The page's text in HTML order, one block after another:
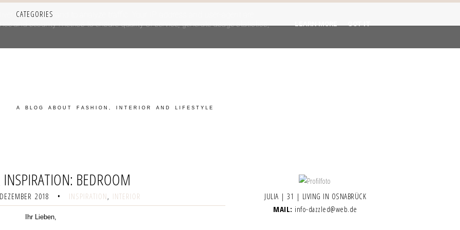
CATEGORIES
A BLOG ABOUT FASHION, INTERIOR AND LIFESTYLE
BEDROOM
2018 • INSPIRATION, INTERIOR
Ihr Lieben,
JULIA | 31 | LIVING IN OSNABRÜCK
MAIL: info-dazzled@web.de
its services and to analyze traffic. Your IP address and user-agent are
and security metrics to ensure quality of service, generate usage statistics,
LEARN MORE GOT IT